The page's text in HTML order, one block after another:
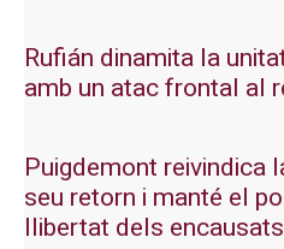
Rufián dinamita la
amb un atac frontal al
Puigdemont reivindica
seu retorn i manté el
llibertat dels encausats